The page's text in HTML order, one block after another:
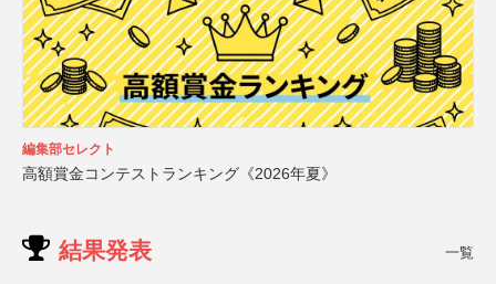
編集部セレクト
高額賞金コンテストランキング《2026年夏》
結果発表 一覧